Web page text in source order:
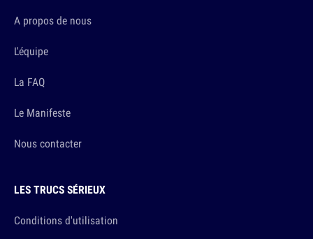
A propos de nous
L'équipe
La FAQ
Le Manifeste
Nous contacter
LES TRUCS SÉRIEUX
Conditions d'utilisation